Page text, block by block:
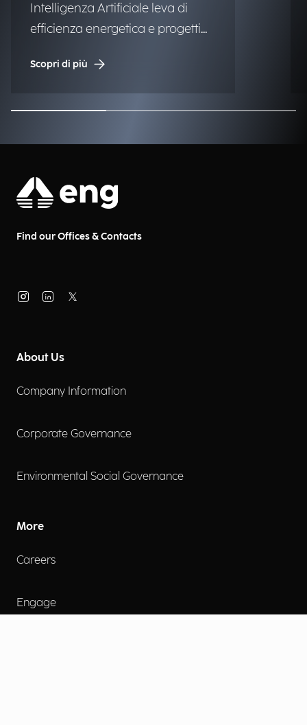
Intelligenza Artificiale leva di
efficienza energetica e progetti
Scopri di più
Find our Offices & Contacts
About Us
Company Information
Corporate Governance
Environmental Social Governance
More
Careers
Engage